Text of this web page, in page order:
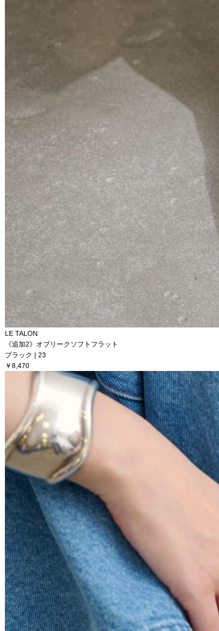
LE TALON
《追加2》オブリークソフトフラット
ブラック | 23
￥8,470